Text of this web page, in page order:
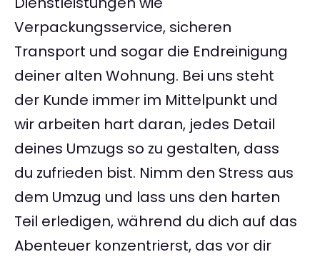
Verpackungsservice, sicheren
Transport und sogar die Endreinigung
deiner alten Wohnung. Bei uns steht
der Kunde immer im Mittelpunkt und
wir arbeiten hart daran, jedes Detail
deines Umzugs so zu gestalten, dass
du zufrieden bist. Nimm den Stress aus
dem Umzug und lass uns den harten
Teil erledigen, während du dich auf das
Abenteuer konzentrierst, das vor dir